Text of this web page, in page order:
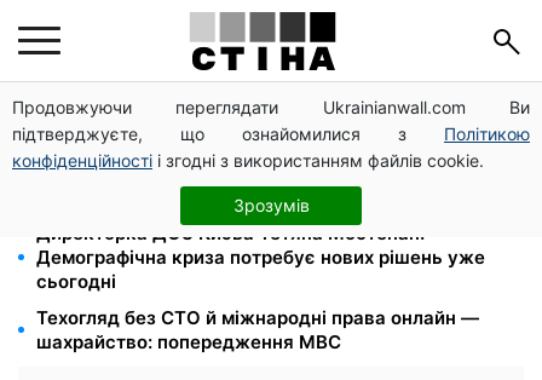
Продовжуючи переглядати Ukrainianwall.com Ви
підтверджуєте, що ознайомилися з Політикою
конфіденційності і згодні з використанням файлів cookie.
Зрозумів
Працюєте повний день — отримуйте єЯсла: ПФУ
пояснив умови допомоги на дитину 1-3 роки
Кешбек до 40% на Netflix та YouTube: Ощадбанк і
Mastercard запустили акцію до кінця жовтня
Директорка ДОЗ Києва Тетяна Мостепан:
Демографічна криза потребує нових рішень уже
сьогодні
Техогляд без СТО й міжнародні права онлайн —
шахрайство: попередження МВС